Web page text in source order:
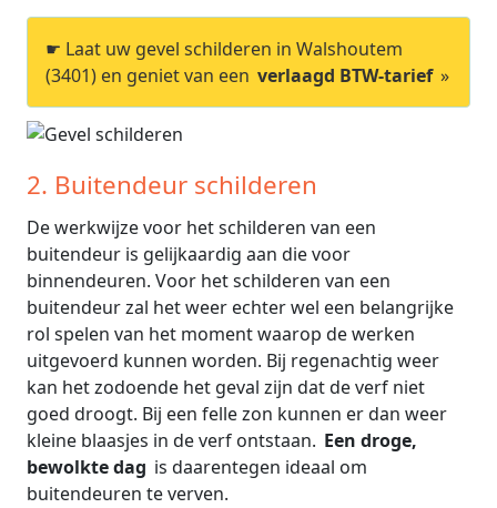
☛ Laat uw gevel schilderen in Walshoutem
(3401) en geniet van een verlaagd BTW-tarief »
2. Buitendeur schilderen
De werkwijze voor het schilderen van een
buitendeur is gelijkaardig aan die voor
binnendeuren. Voor het schilderen van een
buitendeur zal het weer echter wel een belangrijke
rol spelen van het moment waarop de werken
uitgevoerd kunnen worden. Bij regenachtig weer
kan het zodoende het geval zijn dat de verf niet
goed droogt. Bij een felle zon kunnen er dan weer
kleine blaasjes in de verf ontstaan. Een droge,
bewolkte dag is daarentegen ideaal om
buitendeuren te verven.